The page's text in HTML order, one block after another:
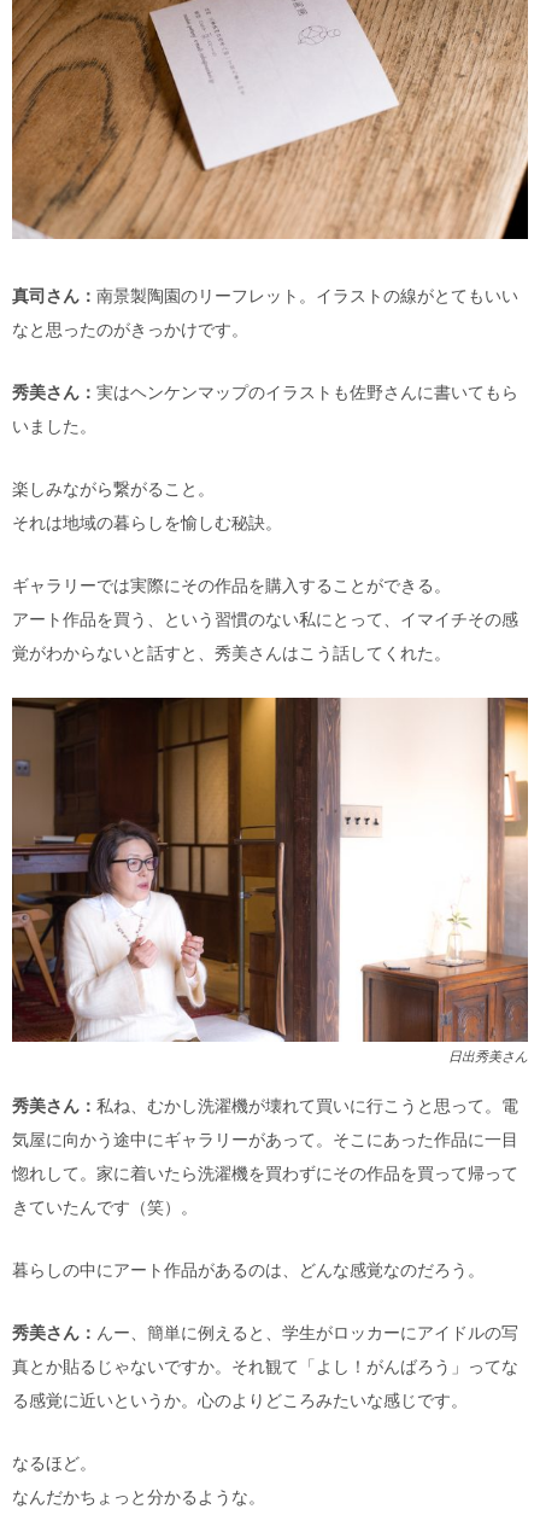
真司さん： 南景製陶園のリーフレット。イラストの線がとてもいい
なと思ったのがきっかけです。
秀美さん： 実はヘンケンマップのイラストも佐野さんに書いてもら
いました。
楽しみながら繋がること。
それは地域の暮らしを愉しむ秘訣。
ギャラリーでは実際にその作品を購入することができる。
アート作品を買う、という習慣のない私にとって、イマイチその感
覚がわからないと話すと、秀美さんはこう話してくれた。
日出秀美さん
秀美さん： 私ね、むかし洗濯機が壊れて買いに行こうと思って。電
気屋に向かう途中にギャラリーがあって。そこにあった作品に一目
惚れして。家に着いたら洗濯機を買わずにその作品を買って帰って
きていたんです（笑）。
暮らしの中にアート作品があるのは、どんな感覚なのだろう。
秀美さん： んー、簡単に例えると、学生がロッカーにアイドルの写
真とか貼るじゃないですか。それ観て「よし！がんばろう」ってな
る感覚に近いというか。心のよりどころみたいな感じです。
なるほど。
なんだかちょっと分かるような。